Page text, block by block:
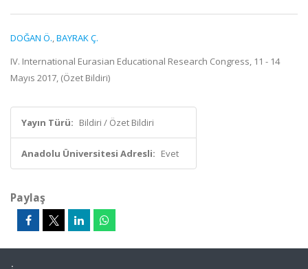
DOĞAN Ö.,BAYRAK Ç.
IV. International Eurasian Educational Research Congress, 11 - 14
Mayıs 2017, (Özet Bildiri)
Yayın Türü: Bildiri / Özet Bildiri
Anadolu Üniversitesi Adresli: Evet
Paylaş